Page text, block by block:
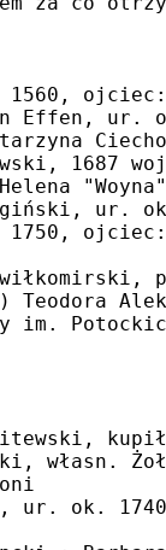
ojciec:
Effen, ur.
1687
ur.
ojciec:
im.
kupił
własn.